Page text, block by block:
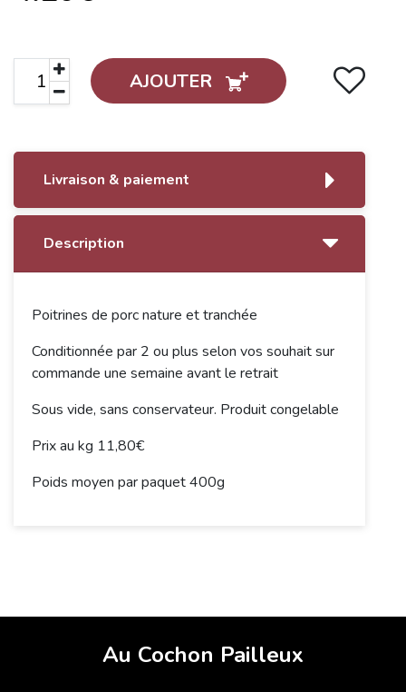
AJOUTER
Livraison & paiement
Description
Poitrines de porc nature et tranchée
Conditionnée par 2 ou plus selon vos souhait sur
commande une semaine avant le retrait
Sous vide, sans conservateur. Produit congelable
Prix au kg 11,80€
Poids moyen par paquet 400g
Au Cochon Pailleux